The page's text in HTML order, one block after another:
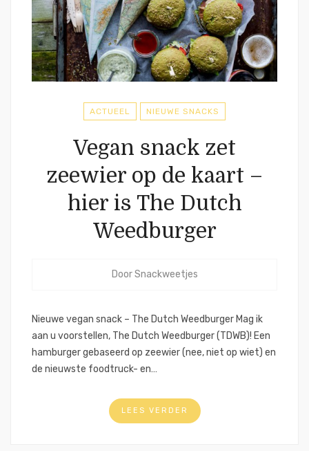
ACTUEEL NIEUWE SNACKS
Vegan snack zet
zeewier op de kaart –
hier is The Dutch
Weedburger
DoorSnackweetjes
Nieuwe vegan snack – The Dutch Weedburger Mag ik
aan u voorstellen, The Dutch Weedburger (TDWB)! Een
hamburger gebaseerd op zeewier (nee, niet op wiet) en
de nieuwste foodtruck- en…
LEES VERDER